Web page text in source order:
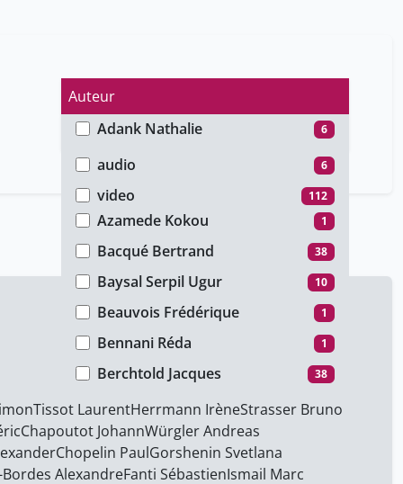
Auteur
Adank Nathalie
6
Alessandro Casini 6
Amberg Lorenzo 38
Azamede Kokou 1
Bacqué Bertrand 38
Baysal Serpil Ugur 10
Beauvois Frédérique 1
Bennani Réda 1
Berchtold Jacques 38
Besse Marie 38
Bidjang Jeanne
Birchmeier Stéphane
Type de média
audio
6
video 112
Tissot LaurentHerrmann IrèneStrasser Bruno
Chapoutot JohannWürgler Andreas
Chopelin PaulGorshenin Svetlana
Bordes AlexandreFanti SébastienIsmail Marc